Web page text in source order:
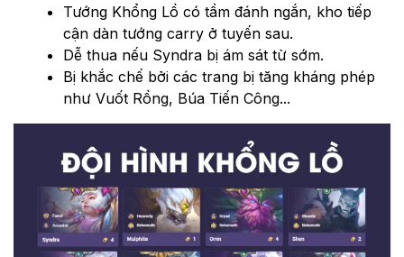
Tướng Khổng Lồ có tầm đánh ngắn, kho tiếp
cận dàn tướng carry ở tuyến sau.
Dễ thua nếu Syndra bị ám sát từ sớm.
Bị khắc chế bởi các trang bị tăng kháng phép
như Vuốt Rồng, Búa Tiến Công...